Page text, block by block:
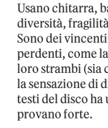
Usano chitarra,
diversità,
Sono dei
perdenti, come
loro strambi (sia
la sensazione di
testi del disco
provano forte.